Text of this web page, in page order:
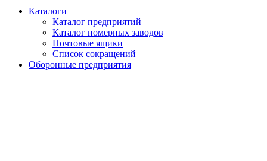
Каталоги
Каталог предприятий
Каталог номерных заводов
Почтовые ящики
Список сокращений
Оборонные предприятия